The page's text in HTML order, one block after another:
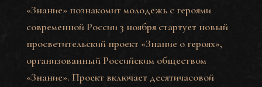
«Знание» познакомит молодежь с героями
современной России3 ноября стартует новый
просветительский проект «Знание о героях»,
организованный Российским обществом
«Знание». Проект включает десятичасовой